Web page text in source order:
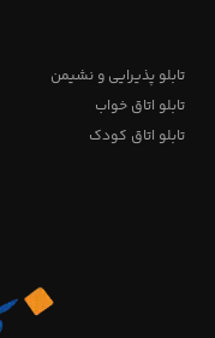
تابلو پذیرایی و نشیمن
تابلو اتاق خواب
تابلو اتاق کودک